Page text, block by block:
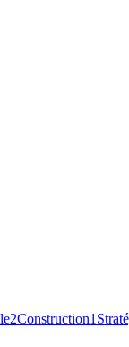
2Construction1